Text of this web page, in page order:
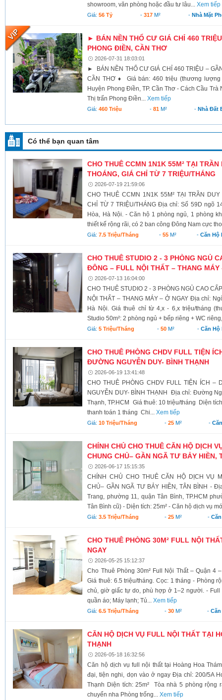
showroom, văn phòng hoặc đầu tư lâu...Xem tiếp
Giá:56 Tỷ -317 M² - Nhà Mặt
► BÁN NỀN THỔ CƯ GIÁ CHỈ 460
PHONG ĐIỀN, CẦN THƠ
2026-07-31 18:03:01
► BÁN NỀN THỔ CƯ GIÁ CHỈ 460 TRIỆU –
CẦN THƠ ♦ Giá bán: 460 triệu (thương
Huyện Phong Điền, TP. Cần Thơ - Cách Cầu Trà
Thị trấn Phong Điền...Xem tiếp
Giá:460 Triệu - 81M² - Nhà Đất
Có thể bạn quan tâm
CHO THUÊ CCMN 1N1K 55M² TẠI
THOÁNG, GIÁ CHỈ TỪ 7 TRIỆU/THÁNG
2026-07-19 21:59:06
CHO THUÊ CCMN 1N1K 55M² TẠI TRẦN
CHỈ TỪ 7 TRIỆU/THÁNG Địa chỉ: Số 59D ngõ
Hòa, Hà Nội. - Căn hộ 1 phòng ngủ, 1 phòng
thiết kế rộng rãi, có 2 ban công Đông Nam cực
Giá:7.5 Triệu/tháng -55 M² - Căn Hộ
CHO THUÊ STUDIO 2 - 3 PHÒNG NGỦ
ĐÔNG – FULL NỘI THẤT – THANG MÁY
2026-07-13 16:04:00
CHO THUÊ STUDIO 2 - 3 PHÒNG NGỦ CAO
NỘI THẤT – THANG MÁY – Ở NGAY Địa chỉ:
Hà Nội. Giá thuê chỉ từ 4,x - 6,x triệu/tháng
Studio 50m²: 2 phòng ngủ + bếp riêng + WC
Giá:5 Triệu/tháng -50 M² - Căn Hộ
CHO THUÊ PHÒNG CHDV FULL TIỆN
ĐƯỜNG NGUYỄN DUY- BÌNH THẠNH
2026-06-19 13:41:48
CHO THUÊ PHÒNG CHDV FULL TIỆN ÍCH –
NGUYỄN DUY- BÌNH THẠNH Địa chỉ: Đường
Thạnh, TP.HCM Giá thuê: 10 triệu/tháng Diện
thanh toán 1 tháng Chi...Xem tiếp
Giá:10 Triệu/tháng - 25M² -
CHÍNH CHỦ CHO THUÊ CĂN HỘ DỊCH
CHUNG CHỦ– GẦN NGÃ TƯ BẢY HIỀN,
2026-06-17 15:15:35
CHÍNH CHỦ CHO THUÊ CĂN HỘ DỊCH VỤ
CHỦ– GẦN NGÃ TƯ BẢY HIỀN, TÂN BÌNH -
Trang, phường 11, quận Tân Bình, TP.HCM
Tân Bình cũ) - Diện tích: 25m² - Căn hộ dịch vụ
Giá:3.5 Triệu/tháng -25 M² -
CHO THUÊ PHÒNG 30M² FULL NỘI
NGAY
2026-05-25 15:12:37
Cho Thuê Phòng 30m² Full Nội Thất – Quận 4
Giá thuê: 6.5 triệu/tháng. Cọc: 1 tháng - Phòng
chủ, giờ giấc tự do, phù hợp ở 1–2 người. - Full
quần áo; Máy lạnh; Tủ...Xem tiếp
Giá:6.5 Triệu/tháng - 30M² -
CĂN HỘ DỊCH VỤ FULL NỘI THẤT TẠI
THẠNH
2026-05-18 16:32:56
Căn hộ dịch vụ full nội thất tại Hoàng Hoa
đại, tiện nghi, dọn vào ở ngay Địa chỉ: 200/5A
Thạnh Diện tích: 25m² Tòa nhà 5 phòng rộng
chuyển nha Phòng trống...Xem tiếp